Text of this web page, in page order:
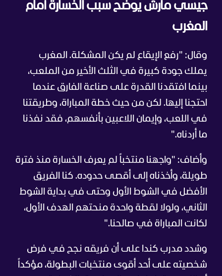
جيسي مارش يوضح سبب الخسارة أمام
المغرب
وقال: "رفع الإيقاع لم يكن المشكلة. المغرب
يملك جودة كبيرة في الثلث الأخير من الملعب،
بينما افتقدنا القدرة على صناعة الفارق عندما
احتجنا إليها. لكن من حيث خطة المباراة، وطريقتنا
في اللعب، وإيمان اللاعبين بأنفسهم، فقد نفذنا
ما أردناه."
وأضاف: "واجهنا منتخباً لم يعرف الخسارة منذ فترة
طويلة، وأخذناه إلى أقصى حدوده. كنا الفريق
الأفضل في الشوط الأول وحتى في بداية الشوط
الثاني، ولولا لقطة واحدة منحتهم الهدف الأول،
لكانت المباراة في صالحنا."
وشدد مدرب كندا على أن فريقه نجح في فرض
شخصيته على أحد أقوى منتخبات البطولة، مؤكداً